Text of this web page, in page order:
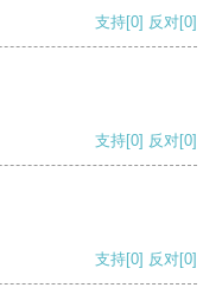
支持[0] 反对[0]
支持[0] 反对[0]
支持[0] 反对[0]